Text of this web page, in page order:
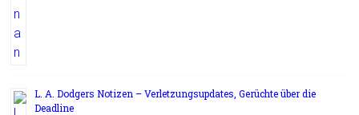
L. A. Dodgers Notizen – Verletzungsupdates, Gerüchte über die
Deadline